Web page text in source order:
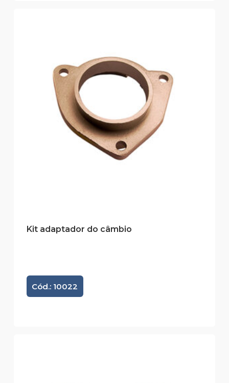
Kit adaptador do câmbio
Cód.: 10022